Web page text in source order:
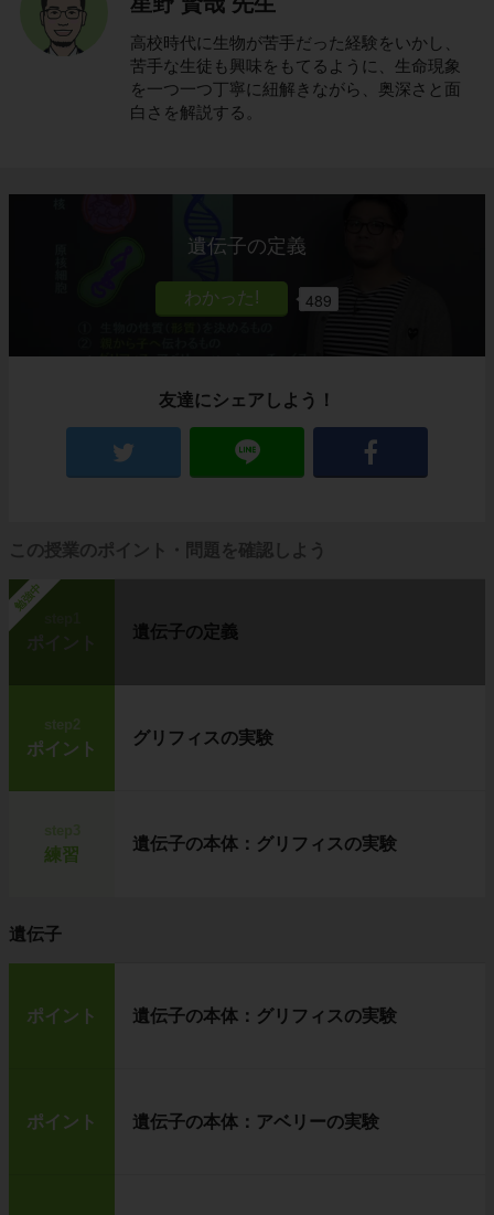
高校時代に生物が苦手だった経験をいかし、
苦手な生徒も興味をもてるように、生命現象
を一つ一つ丁寧に紐解きながら、奥深さと面
白さを解説する。
遺伝子の定義
489
友達にシェアしよう！
この授業のポイント・問題を確認しよう
勉強中
ポイント
遺伝子の定義
step2
ポイント
グリフィスの実験
練習
遺伝子の本体：グリフィスの実験
遺伝子
ポイント 遺伝子の本体：グリフィスの実験
ポイント 遺伝子の本体：アベリーの実験